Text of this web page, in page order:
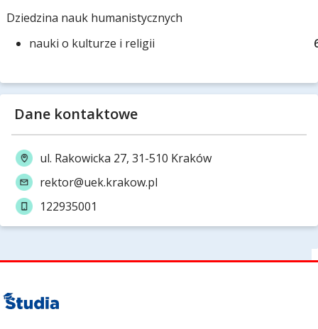
Dziedzina nauk humanistycznych
nauki o kulturze i religii
Dane kontaktowe
ul. Rakowicka 27, 31-510 Kraków
rektor@uek.krakow.pl
122935001